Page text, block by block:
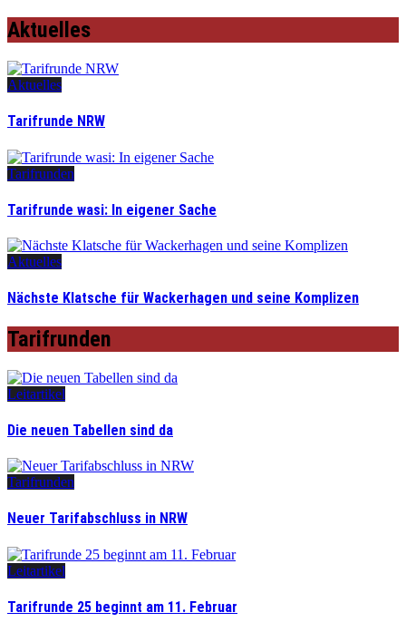
Aktuelles
Aktuelles
Tarifrunde NRW
Tarifrunden
Tarifrunde wasi: In eigener Sache
Aktuelles
Nächste Klatsche für Wackerhagen und seine Komplizen
Tarifrunden
Leitartikel
Die neuen Tabellen sind da
Tarifrunden
Neuer Tarifabschluss in NRW
Leitartikel
Tarifrunde 25 beginnt am 11. Februar